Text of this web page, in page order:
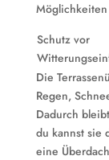
Schutz vor
Die
Regen,
Dadurch
du kannst sie
eine